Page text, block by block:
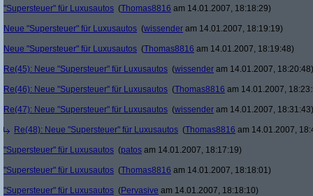
"Supersteuer" für Luxusautos (Thomas8816 am 14.01.2007, 18:18:29)
Neue "Supersteuer" für Luxusautos (wissender am 14.01.2007, 18:19:19)
Neue "Supersteuer" für Luxusautos (Thomas8816 am 14.01.2007, 18:19:48)
Re(45): Neue "Supersteuer" für Luxusautos (wissender am 14.01.2007, 18:20:48)
Re(46): Neue "Supersteuer" für Luxusautos (Thomas8816 am 14.01.2007,
Re(47): Neue "Supersteuer" für Luxusautos (wissender am 14.01.2007, 18:31:43)
Re(48): Neue "Supersteuer" für Luxusautos (Thomas8816 am 14.01.2007,
"Supersteuer" für Luxusautos (patos am 14.01.2007, 18:17:19)
"Supersteuer" für Luxusautos (Thomas8816 am 14.01.2007, 18:18:01)
"Supersteuer" für Luxusautos (Pervasive am 14.01.2007, 18:18:10)